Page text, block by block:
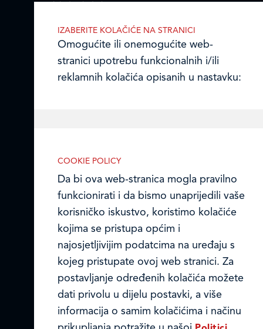
Matični broj (MB): 4938763
Ledo Hrvatska
Obavijest o Privatnosti i Kolačići
© LEDO plus d.o.o. 2026.
COOKIE POLICY
Da bi ova web-stranica mogla pravilno
funkcionirati i da bismo unaprijedili vaše
korisničko iskustvo, koristimo kolačiće
kojima se pristupa općim i
najosjetljivijim podatcima na uređaju s
kojeg pristupate ovoj web stranici. Za
postavljanje određenih kolačića možete
dati privolu u dijelu postavki, a više
informacija o samim kolačićima i načinu
IZABERITE KOLAČIĆE NA STRANICI
Omogućite ili onemogućite web-
stranici upotrebu funkcionalnih i/ili
reklamnih kolačića opisanih u nastavku:
Nužni (tehnički) kolačići
Nužni kolačići omogućuju osnovne
funkcionalnosti. Bez ovih kolačića, web-
stranica ne može pravilno funkcionirati,
a isključiti ih možete mijenjanjem
postavki u svome web-pregledniku.
Analitički kolačići